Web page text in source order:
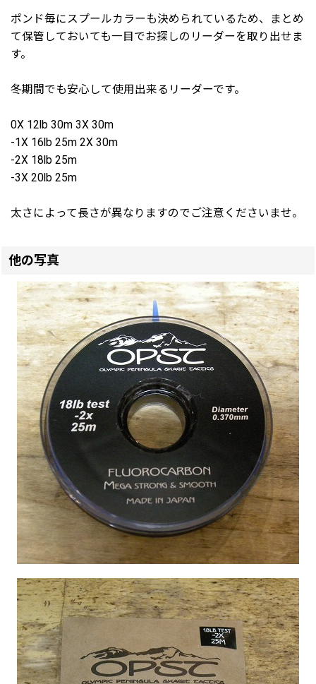
ポンド毎にスプールカラーも決められているため、まとめ
て保管しておいても一目でお探しのリーダーを取り出せま
す。
冬期間でも安心して使用出来るリーダーです。
0X 12lb 30m 3X 30m
-1X 16lb 25m 2X 30m
-2X 18lb 25m
-3X 20lb 25m
太さによって長さが異なりますのでご注意くださいませ。
他の写真